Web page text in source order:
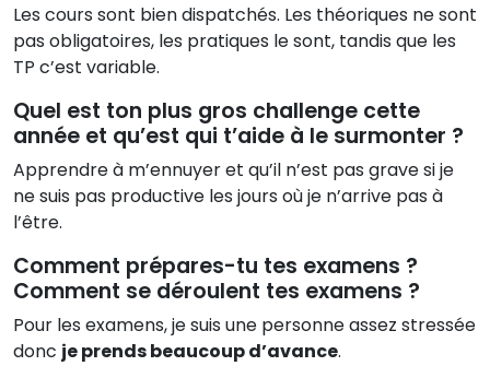
Les cours sont bien dispatchés. Les théoriques ne sont
pas obligatoires, les pratiques le sont, tandis que les
TP c’est variable.
Quel est ton plus gros challenge cette
année et qu’est qui t’aide à le surmonter ?
Apprendre à m’ennuyer et qu’il n’est pas grave si je
ne suis pas productive les jours où je n’arrive pas à
l’être.
Comment prépares-tu tes examens ?
Comment se déroulent tes examens ?
Pour les examens, je suis une personne assez stressée
donc je prends beaucoup d’avance.